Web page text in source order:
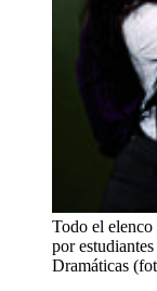
Todo el elenco
por
Dramáticas